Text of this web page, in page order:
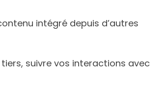
intégré depuis d’autres
suivre vos interactions avec